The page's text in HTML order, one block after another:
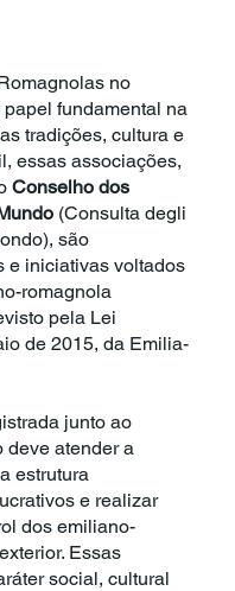
no
fundamental na
tradições, cultura e
essas associações,
Conselho dos
(Consulta degli
são
e iniciativas voltados
romagnola
pela Lei
de 2015, da Emilia-
junto ao
deve atender a
estrutura
e realizar
dos emiliano-
Essas
social, cultural